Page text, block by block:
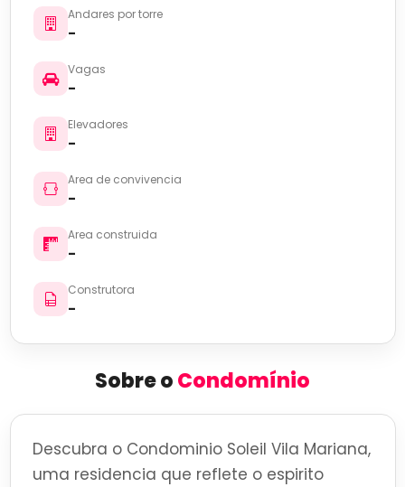
Andares por torre
-
Vagas
-
Elevadores
-
Area de convivencia
-
Area construida
-
Construtora
-
Sobre oCondomínio
Descubra o Condominio Soleil Vila Mariana,
uma residencia que reflete o espirito